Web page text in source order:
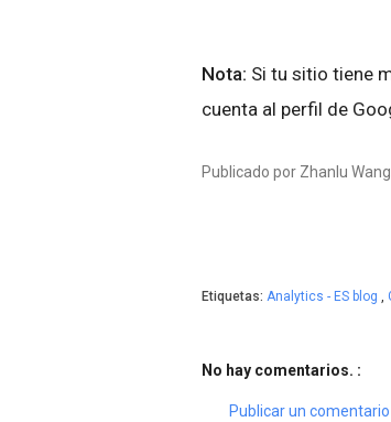
Nota: Si tu sitio tiene
cuenta al perfil de
Publicado por Zhanlu
Etiquetas: Analytics - ES blog ,
No hay comentarios. :
Publicar un comentario